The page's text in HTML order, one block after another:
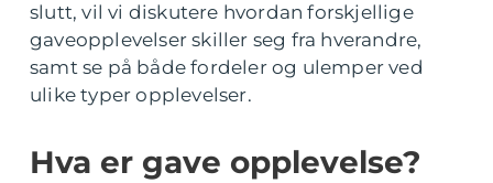
slutt, vil vi diskutere hvordan forskjellige
gaveopplevelser skiller seg fra hverandre,
samt se på både fordeler og ulemper ved
ulike typer opplevelser.
Hva er gave opplevelse?